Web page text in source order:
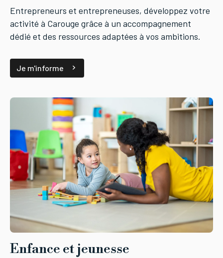
Entrepreneurs et entrepreneuses, développez votre
activité à Carouge grâce à un accompagnement
dédié et des ressources adaptées à vos ambitions.
Je m'informe
Enfance et jeunesse